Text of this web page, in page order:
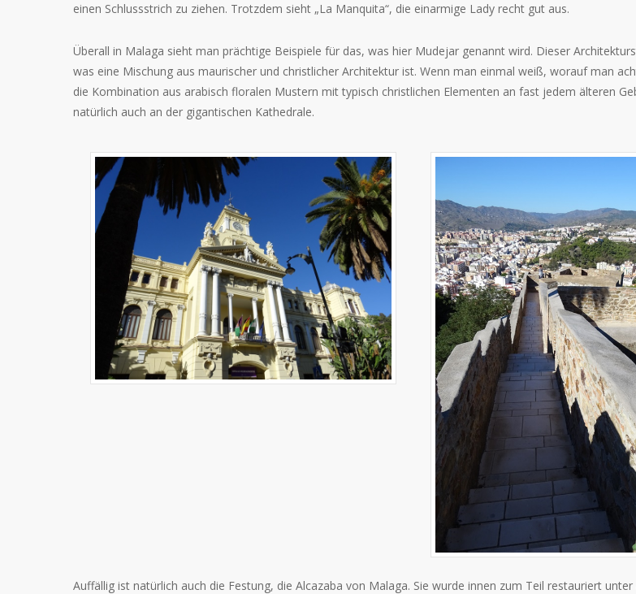
einen Schlussstrich zu ziehen. Trotzdem sieht „La Manquita“, die einarmige Lady recht gut aus.
Überall in Malaga sieht man prächtige Beispiele für das, was hier Mudejar genannt wird. Dieser
was eine Mischung aus maurischer und christlicher Architektur ist. Wenn man einmal weiß, worauf man
die Kombination aus arabisch floralen Mustern mit typisch christlichen Elementen an fast jedem älteren
natürlich auch an der gigantischen Kathedrale.
Auffällig ist natürlich auch die Festung, die Alcazaba von Malaga. Sie wurde innen zum Teil restauriert